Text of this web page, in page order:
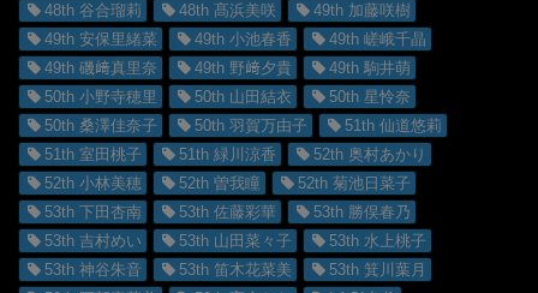
48th 谷合瑠莉
48th 髙浜美咲
49th 加藤咲樹
49th 安保里緒菜
49th 小池春香
49th 嵯峨千晶
49th 磯﨑真里奈
49th 野﨑夕貴
49th 駒井萌
50th 小野寺穂里
50th 山田結衣
50th 星怜奈
50th 桑澤佳奈子
50th 羽賀万由子
51th 仙道悠莉
51th 室田桃子
51th 緑川涼香
52th 奥村あかり
52th 小林美穂
52th 曽我瞳
52th 菊池日菜子
53th 下田杏南
53th 佐藤彩華
53th 勝俣春乃
53th 吉村めい
53th 山田菜々子
53th 水上桃子
53th 神谷朱音
53th 笛木花菜美
53th 箕川葉月